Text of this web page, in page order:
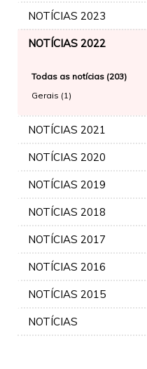
NOTÍCIAS 2023
NOTÍCIAS 2022
Todas as notícias (203)
Gerais (1)
NOTÍCIAS 2021
NOTÍCIAS 2020
NOTÍCIAS 2019
NOTÍCIAS 2018
NOTÍCIAS 2017
NOTÍCIAS 2016
NOTÍCIAS 2015
NOTÍCIAS